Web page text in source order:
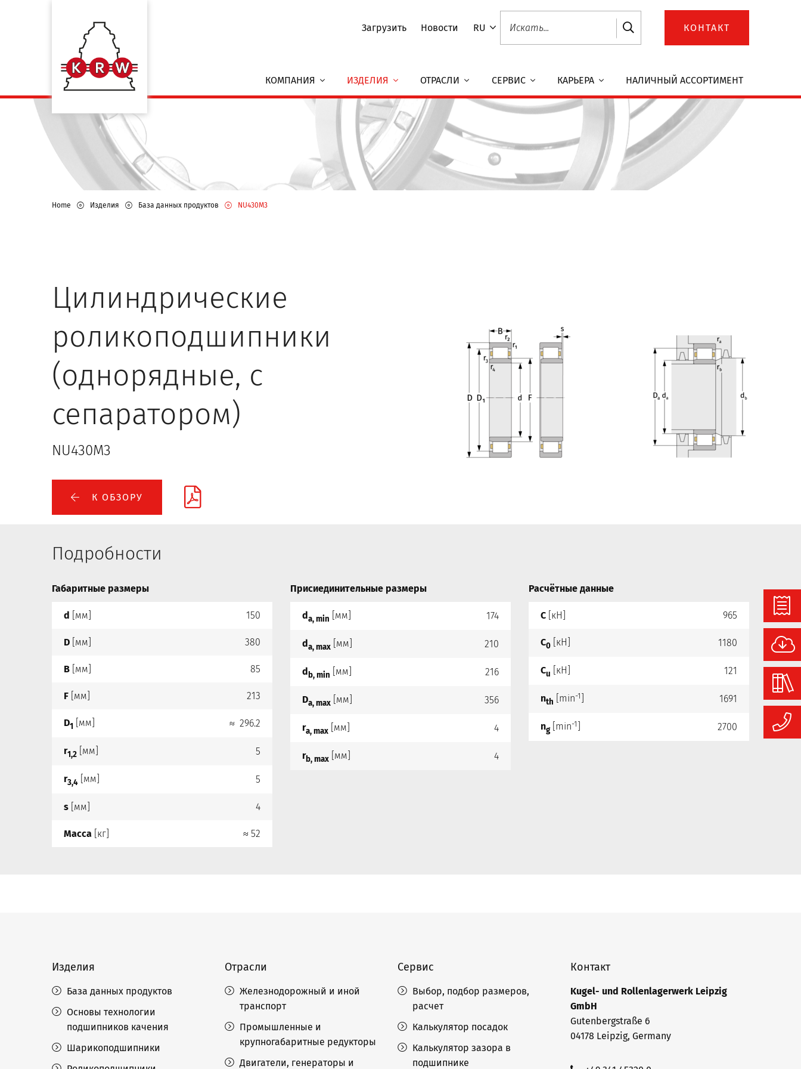
Загрузить Новости RU КОНТАКТ
КОМПАНИЯ ИЗДЕЛИЯ ОТРАСЛИ СЕРВИС КАРЬЕРА НАЛИЧНЫЙ АССОРТИМЕНТ
Home Изделия База данных продуктов NU430M3
Цилиндрические
роликоподшипники
(однорядные, с
сепаратором)
NU430M3
К ОБЗОРУ
Подробности
Габаритные размеры
d [мм] 150
D [мм] 380
B [мм] 85
F [мм] 213
D1 [мм] ≈ 296.2
r1,2 [мм] 5
r3,4 [мм] 5
s [мм] 4
Масса [кг] ≈ 52
Присиединительные размеры
da, min [мм] 174
da, max [мм] 210
db, min [мм] 216
Da, max [мм] 356
ra, max [мм] 4
rb, max [мм] 4
Расчётные данные
C [кН] 965
C0 [кН] 1180
Cu [кН] 121
nth [min-1 1691
ng[min-1 2700
Изделия
База данных продуктов
Основы технологии
подшипников качения
Шарикоподшипники
Отрасли
Железнодорожный и иной
транспорт
Промышленные и
крупногабаритные редукторы
Двигатели, генераторы и
Сервис
Выбор, подбор размеров,
расчет
Калькулятор посадок
Калькулятор зазора в
подшипнике
Контакт
Kugel- und Rollenlagerwerk Leipzig
GmbH
Gutenbergstraße 6
04178 Leipzig, Germany